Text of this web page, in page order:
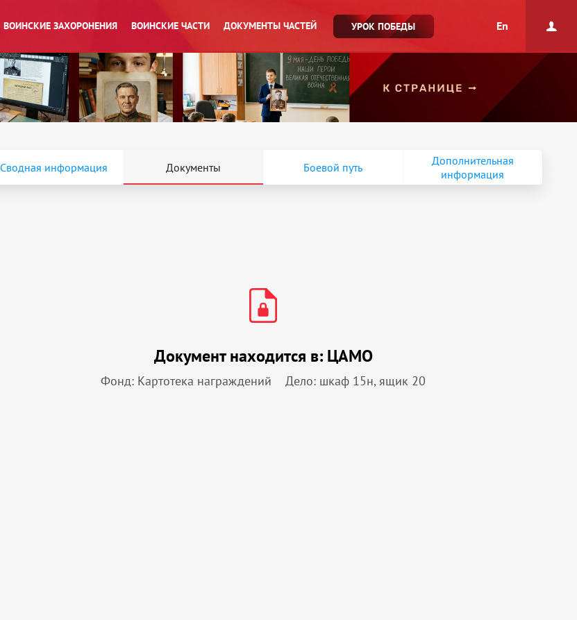
ВОИНСКИЕ ЗАХОРОНЕНИЯ ВОИНСКИЕ ЧАСТИ ДОКУМЕНТЫ ЧАСТЕЙ УРОК ПОБЕДЫ En
Сводная информация Документы Боевой путь
Дополнительная
информация
Документ находится в: ЦАМО
Фонд: Картотека награждений Дело: шкаф 15н, ящик 20